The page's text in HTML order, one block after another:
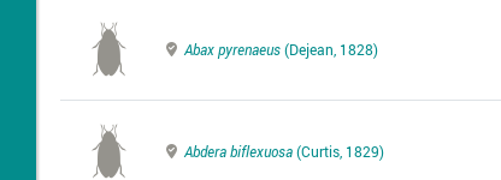
Abax pyrenaeus(Dejean, 1828)
Abdera biflexuosa(Curtis, 1829)